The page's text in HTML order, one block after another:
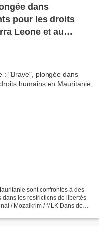
dans
pour les droits
Leone et au
sont confrontés à des
les restrictions de libertés
/ Mozaikrim / MLK Dans de